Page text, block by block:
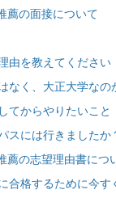
薦の面接について
由を教えてください
なく、大正大学なの
てからやりたいこと
スには行きましたか
薦の志望理由書につ
合格するために今す